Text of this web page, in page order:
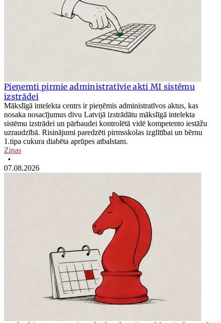
Pieņemti pirmie administratīvie akti MI sistēmu
izstrādei
Mākslīgā intelekta centrs ir pieņēmis administratīvos aktus, kas
nosaka nosacījumus divu Latvijā izstrādātu mākslīgā intelekta
sistēmu izstrādei un pārbaudei kontrolētā vidē kompetento iestāžu
uzraudzībā. Risinājumi paredzēti pirmsskolas izglītībai un bērnu
1.tipa cukura diabēta aprūpes atbalstam.
Ziņas
•
07.08.2026